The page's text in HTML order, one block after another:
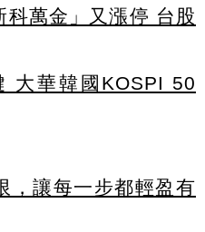
科萬金」又漲停 台股
大華韓國KOSPI 50
，讓每一步都輕盈有